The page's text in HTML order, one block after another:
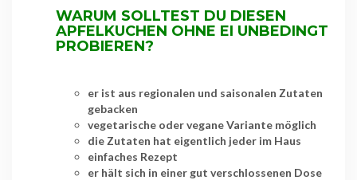
WARUM SOLLTEST DU DIESEN
APFELKUCHEN OHNE EI UNBEDINGT
PROBIEREN?
er ist aus regionalen und saisonalen Zutaten
gebacken
vegetarische oder vegane Variante möglich
die Zutaten hat eigentlich jeder im Haus
einfaches Rezept
er hält sich in einer gut verschlossenen Dose